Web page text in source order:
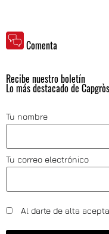
Comenta
Recibe nuestro boletín
Lo más destacado de
Tu nombre
Tu correo electrónico
Al darte de alta